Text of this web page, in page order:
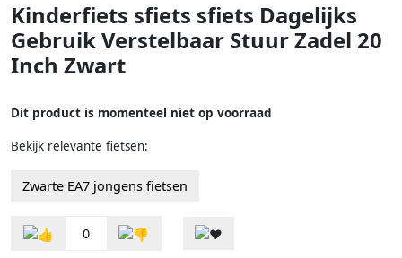
Kinderfiets sfiets sfiets Dagelijks
Gebruik Verstelbaar Stuur Zadel 20
Inch Zwart
Dit product is momenteel niet op voorraad
Bekijk relevante fietsen:
Zwarte EA7 jongens fietsen
0